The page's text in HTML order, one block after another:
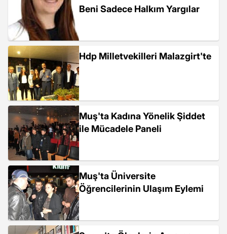
Beni Sadece Halkım Yargılar
Hdp Milletvekilleri Malazgirt'te
Muş'ta Kadına Yönelik Şiddet
ile Mücadele Paneli
Muş'ta Üniversite
Öğrencilerinin Ulaşım Eylemi